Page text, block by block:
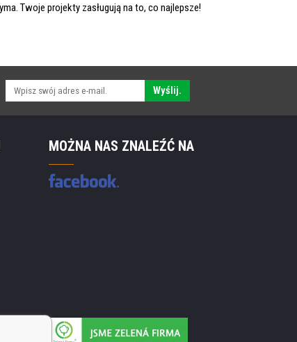
Twoje projekty zasługują na to, co najlepsze!
Wyślij.
MOŻNA NAS ZNALEŹĆ NA